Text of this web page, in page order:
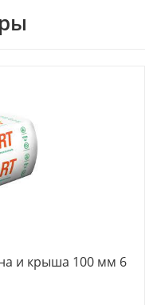
и крыша 100 мм 6